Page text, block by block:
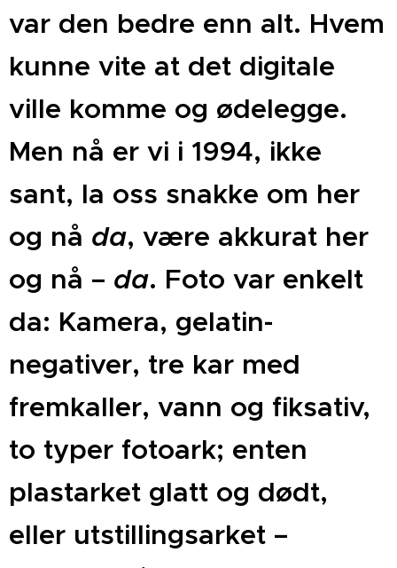
var den bedre enn alt. Hvem
kunne vite at det digitale
ville komme og ødelegge.
Men nå er vi i 1994, ikke
sant, la oss snakke om her
og nå da, være akkurat her
og nå – da. Foto var enkelt
da: Kamera, gelatin-
negativer, tre kar med
fremkaller, vann og fiksativ,
to typer fotoark; enten
plastarket glatt og dødt,
eller utstillingsarket –